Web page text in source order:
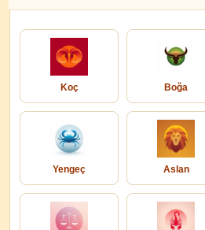
Koç Boğa
Yengeç Aslan